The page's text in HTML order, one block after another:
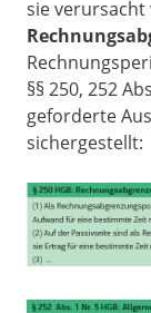
sie verursacht
§§ 250, 252
geforderte
sichergestellt: